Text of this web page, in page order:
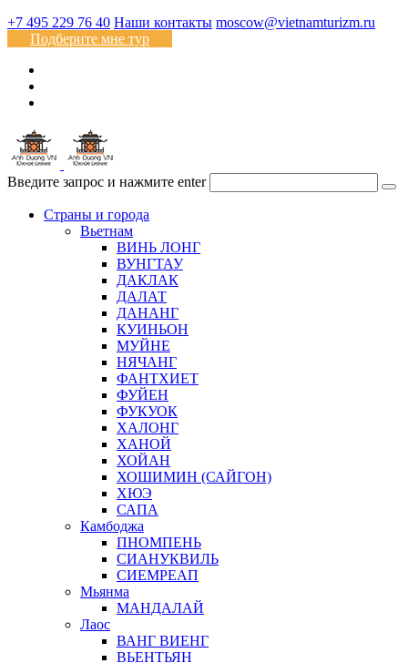
+7 495 229 76 40 Наши контакты moscow@vietnamturizm.ru
Подберите мне тур
Введите запрос и нажмите enter
Страны и города
Вьетнам
ВИНЬ ЛОНГ
ВУНГТАУ
ДАКЛАК
ДАЛАТ
ДАНАНГ
КУИНЬОН
МУЙНЕ
НЯЧАНГ
ФАНТХИЕТ
ФУЙЕН
ФУКУОК
ХАЛОНГ
ХАНОЙ
ХОЙАН
ХОШИМИН (САЙГОН)
ХЮЭ
САПА
Камбоджа
ПНОМПЕНЬ
СИАНУКВИЛЬ
СИЕМРЕАП
Мьянма
МАНДАЛАЙ
Лаос
ВАНГ ВИЕНГ
ВЬЕНТЬЯН